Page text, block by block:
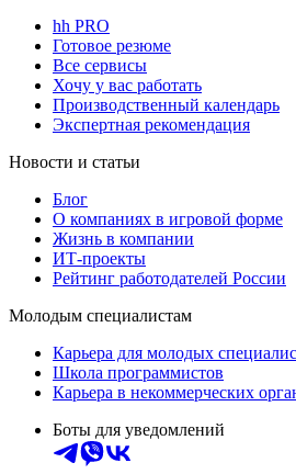
hh PRO
Готовое резюме
Все сервисы
Хочу у вас работать
Производственный календарь
Экспертная рекомендация
Новости и статьи
Блог
О компаниях в игровой форме
Жизнь в компании
ИТ-проекты
Рейтинг работодателей России
Молодым специалистам
Карьера для молодых
Школа программистов
Карьера в некоммерческих
Боты для уведомлений